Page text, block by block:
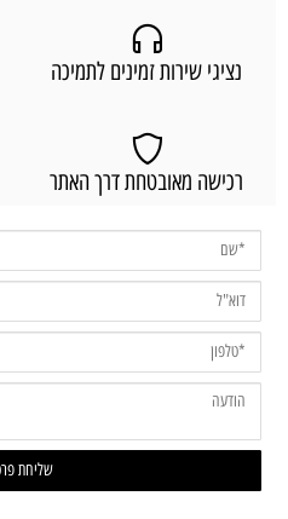
נציגי שירות זמינים לתמיכה
רכישה מאובטחת דרך האתר